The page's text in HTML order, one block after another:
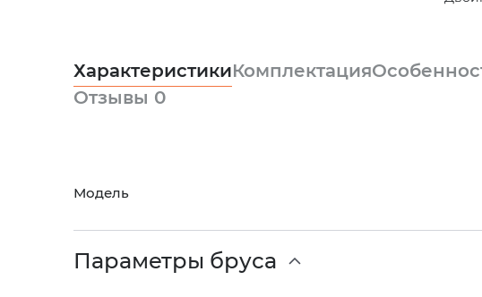
ХарактеристикиКомплектация
Отзывы 0
Модель
Параметры бруса